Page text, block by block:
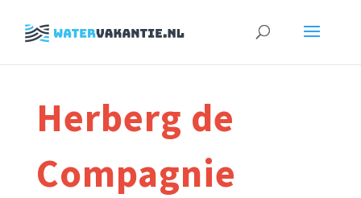
Zoeken
Herberg de
Compagnie